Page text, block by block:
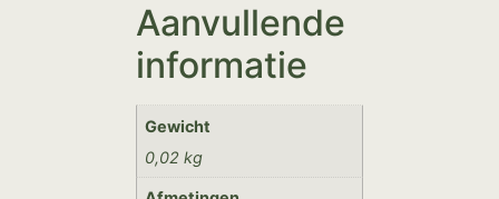
Aanvullende
informatie
Gewicht
0,02 kg